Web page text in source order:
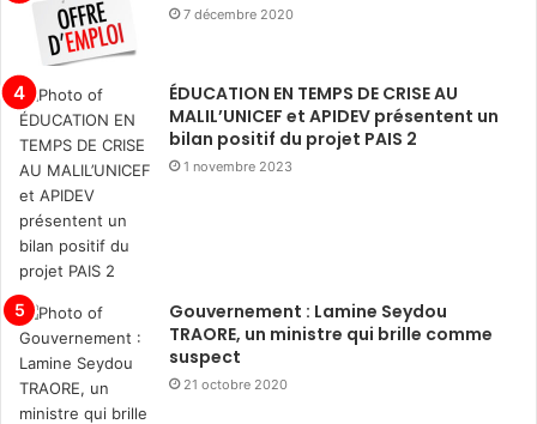
7 décembre 2020
ÉDUCATION EN TEMPS DE CRISE AU
MALIL’UNICEF et APIDEV présentent un
bilan positif du projet PAIS 2
1 novembre 2023
Gouvernement : Lamine Seydou
TRAORE, un ministre qui brille comme
suspect
21 octobre 2020